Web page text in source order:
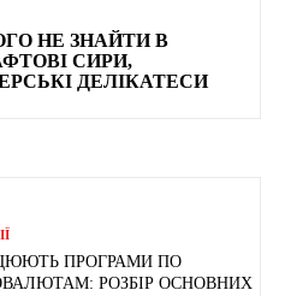
НЕ ЗНАЙТИ В
СИРИ,
ДЕЛІКАТЕСИ
ПРОГРАМИ ПО
РОЗБІР ОСНОВНИХ